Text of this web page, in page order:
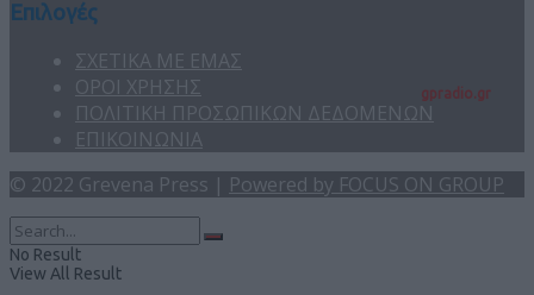
Επιλογές
ΣΧΕΤΙΚΑ ΜΕ ΕΜΑΣ
ΟΡΟΙ ΧΡΗΣΗΣ
ΠΟΛΙΤΙΚΗ ΠΡΟΣΩΠΙΚΩΝ ΔΕΔΟΜΕΝΩΝ
ΕΠΙΚΟΙΝΩΝΙΑ
© 2022 Grevena Press | Powered by FOCUS ON GROUP
No Result
View All Result
gpradio.gr